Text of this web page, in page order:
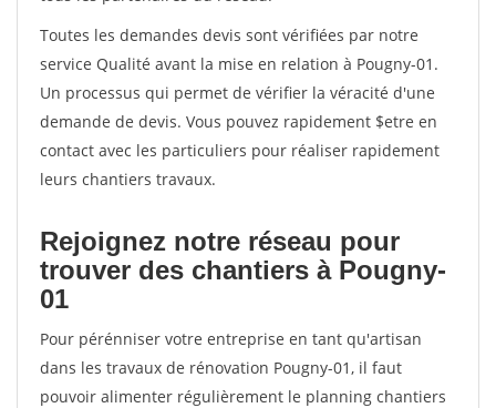
Toutes les demandes devis sont vérifiées par notre
service Qualité avant la mise en relation à Pougny-01.
Un processus qui permet de vérifier la véracité d'une
demande de devis. Vous pouvez rapidement $etre en
contact avec les particuliers pour réaliser rapidement
leurs chantiers travaux.
Rejoignez notre réseau pour
trouver des chantiers à Pougny-
01
Pour pérénniser votre entreprise en tant qu'artisan
dans les travaux de rénovation Pougny-01, il faut
pouvoir alimenter régulièrement le planning chantiers